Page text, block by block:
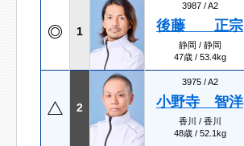
1
3987 /A2
後藤 正宗
静岡 / 静岡
47歳 / 53.4kg
2
3975 /A2
小野寺 智洋
香川 / 香川
48歳 / 52.1kg